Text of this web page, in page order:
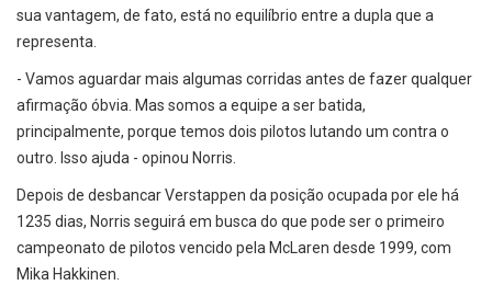
sua vantagem, de fato, está no equilíbrio entre a dupla que a
representa.
- Vamos aguardar mais algumas corridas antes de fazer qualquer
afirmação óbvia. Mas somos a equipe a ser batida,
principalmente, porque temos dois pilotos lutando um contra o
outro. Isso ajuda - opinou Norris.
Depois de desbancar Verstappen da posição ocupada por ele há
1235 dias, Norris seguirá em busca do que pode ser o primeiro
campeonato de pilotos vencido pela McLaren desde 1999, com
Mika Hakkinen.